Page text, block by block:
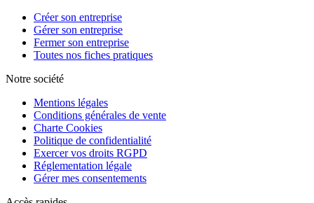
Créer son entreprise
Gérer son entreprise
Fermer son entreprise
Toutes nos fiches pratiques
Notre société
Mentions légales
Conditions générales de vente
Charte Cookies
Politique de confidentialité
Exercer vos droits RGPD
Réglementation légale
Gérer mes consentements